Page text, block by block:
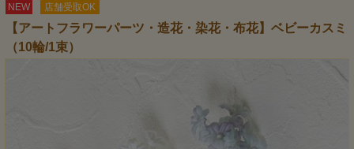
NEW 店舗受取OK
【アートフラワーパーツ・造花・染花・布花】ベビーカスミ
（10輪/1束）